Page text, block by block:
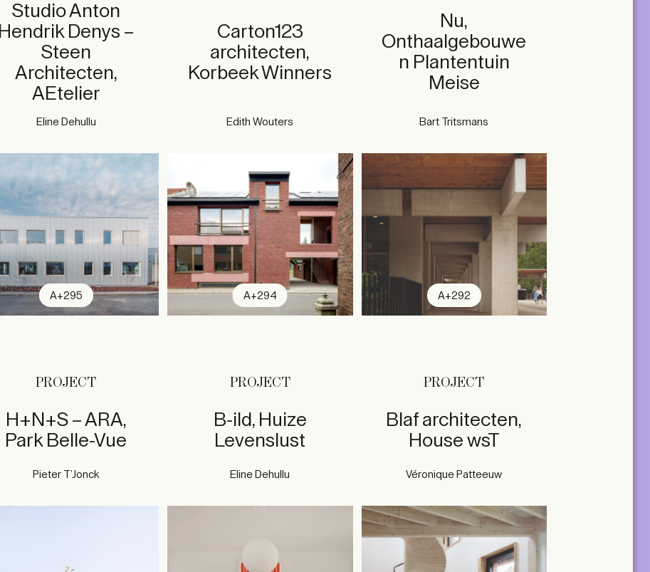
Studio Anton
Hendrik Denys –
Steen
Architecten,
AEtelier
Eline Dehullu
A+295
Carton123
architecten,
Korbeek Winners
Edith Wouters
A+294
Nu,
Onthaalgebouwe
n Plantentuin
Meise
Bart Tritsmans
A+292
PROJECT
H+N+S – ARA,
Park Belle-Vue
Pieter T’Jonck
PROJECT
B-ild, Huize
Levenslust
Eline Dehullu
PROJECT
Blaf architecten,
House wsT
Véronique Patteeuw